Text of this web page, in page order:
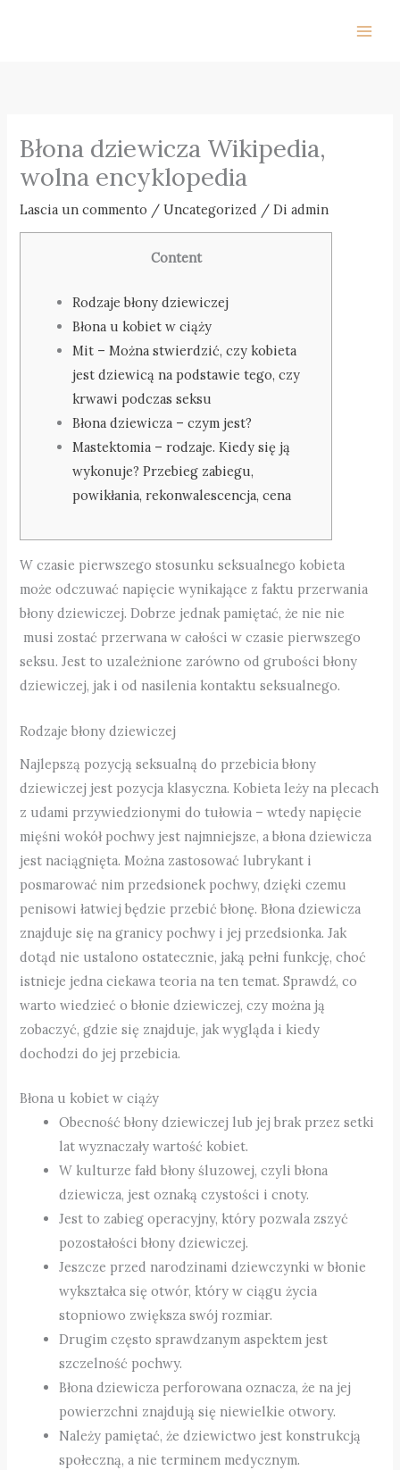
Błona dziewicza Wikipedia,
wolna encyklopedia
Lascia un commento /Uncategorized / Diadmin
Content
Rodzaje błony dziewiczej
Błona u kobiet w ciąży
Mit – Można stwierdzić, czy kobieta
jest dziewicą na podstawie tego, czy
krwawi podczas seksu
Błona dziewicza – czym jest?
Mastektomia – rodzaje. Kiedy się ją
wykonuje? Przebieg zabiegu,
powikłania, rekonwalescencja, cena
W czasie pierwszego stosunku seksualnego kobieta
może odczuwać napięcie wynikające z faktu przerwania
błony dziewiczej. Dobrze jednak pamiętać, że nie nie
musi zostać przerwana w całości w czasie pierwszego
seksu. Jest to uzależnione zarówno od grubości błony
dziewiczej, jak i od nasilenia kontaktu seksualnego.
Rodzaje błony dziewiczej
Najlepszą pozycją seksualną do przebicia błony
dziewiczej jest pozycja klasyczna. Kobieta leży na plecach
z udami przywiedzionymi do tułowia – wtedy napięcie
mięśni wokół pochwy jest najmniejsze, a błona dziewicza
jest naciągnięta. Można zastosować lubrykant i
posmarować nim przedsionek pochwy, dzięki czemu
penisowi łatwiej będzie przebić błonę. Błona dziewicza
znajduje się na granicy pochwy i jej przedsionka. Jak
dotąd nie ustalono ostatecznie, jaką pełni funkcję, choć
istnieje jedna ciekawa teoria na ten temat. Sprawdź, co
warto wiedzieć o błonie dziewiczej, czy można ją
zobaczyć, gdzie się znajduje, jak wygląda i kiedy
dochodzi do jej przebicia.
Błona u kobiet w ciąży
Obecność błony dziewiczej lub jej brak przez setki
lat wyznaczały wartość kobiet.
W kulturze fałd błony śluzowej, czyli błona
dziewicza, jest oznaką czystości i cnoty.
Jest to zabieg operacyjny, który pozwala zszyć
pozostałości błony dziewiczej.
Jeszcze przed narodzinami dziewczynki w błonie
wykształca się otwór, który w ciągu życia
stopniowo zwiększa swój rozmiar.
Drugim często sprawdzanym aspektem jest
szczelność pochwy.
Błona dziewicza perforowana oznacza, że na jej
powierzchni znajdują się niewielkie otwory.
Należy pamiętać, że dziewictwo jest konstrukcją
społeczną, a nie terminem medycznym.